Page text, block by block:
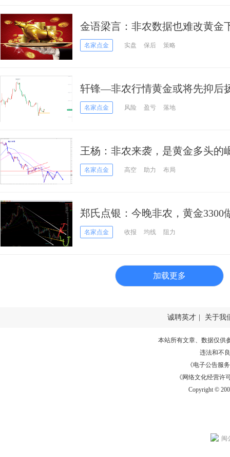
金语梁言：非农数据也难改黄金
空；
名家点金 实盘 保后 策略
轩锋—非农行情黄金或将先抑后
名家点金 风险 盈亏 落地
王杨：非农来袭，是黄金多头的
名家点金 高空 助力 布局
郑氏点银：今晚非农，黄金3300
反转
名家点金 收报 均线 阻力
加载更多
诚聘英才 关于我
本站所有文章、数据仅供
违法和不
《电子公告服务
《网络文化经营许
Copyright ©
闽